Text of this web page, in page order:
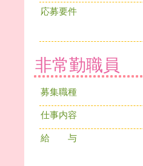
応募要件
非常勤職員
募集職種
仕事内容
給 与